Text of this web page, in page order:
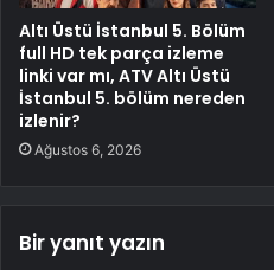
Altı Üstü İstanbul 5. Bölüm
full HD tek parça izleme
linki var mı, ATV Altı Üstü
İstanbul 5. bölüm nereden
izlenir?
Ağustos 6, 2026
Bir yanıt yazın